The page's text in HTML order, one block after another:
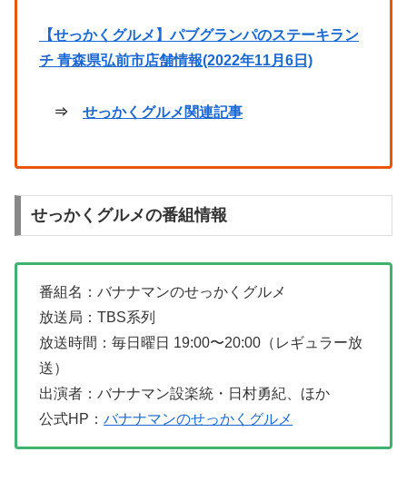
【せっかくグルメ】パブグランパのステーキラン
チ 青森県弘前市店舗情報(2022年11月6日)
⇒ せっかくグルメ関連記事
せっかくグルメの番組情報
番組名：バナナマンのせっかくグルメ
放送局：TBS系列
放送時間：毎日曜日 19:00〜20:00（レギュラー放
送）
出演者：バナナマン設楽統・日村勇紀、ほか
公式HP： バナナマンのせっかくグルメ